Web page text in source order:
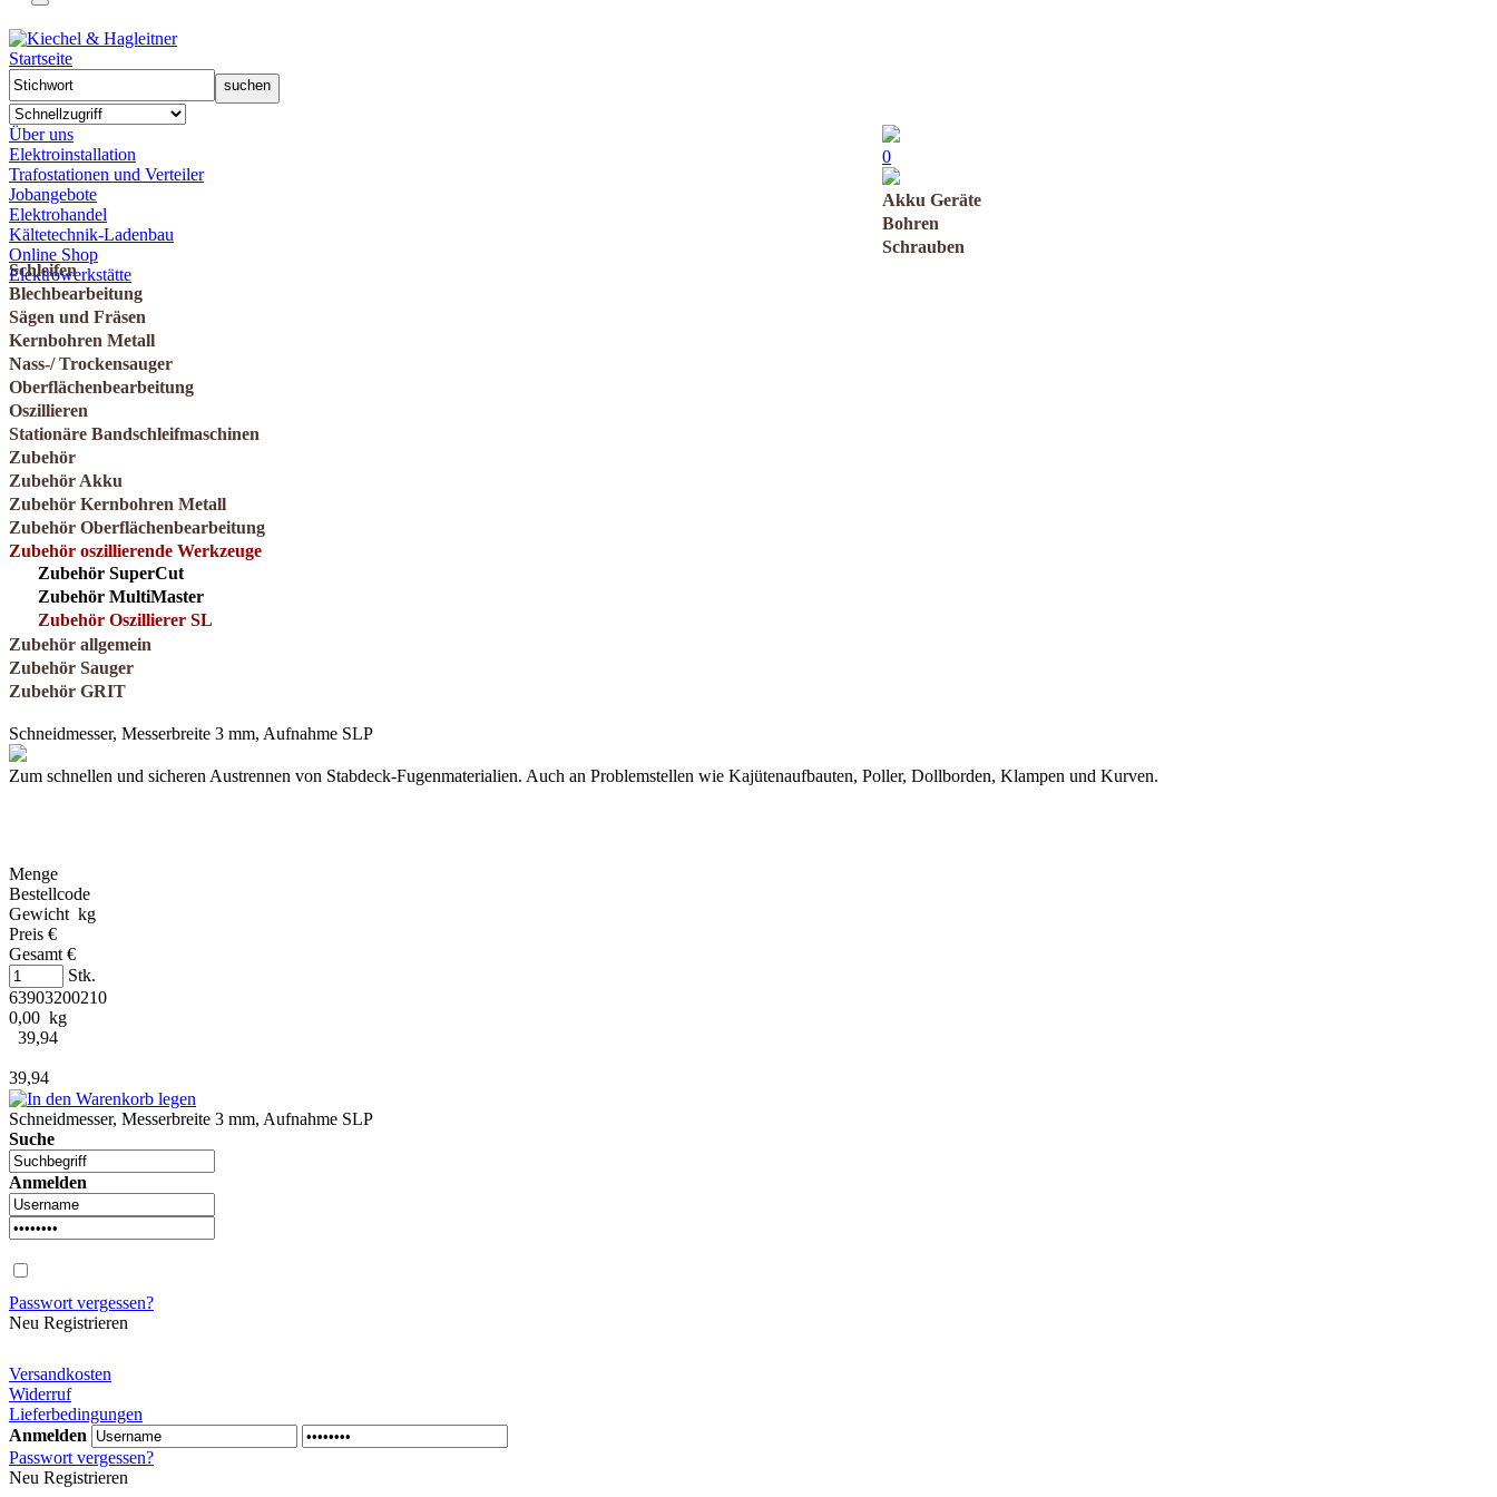
Startseite
Über uns
Elektroinstallation
Trafostationen und Verteiler
Jobangebote
Elektrohandel
Kältetechnik-Ladenbau
Online Shop
Elektrowerkstätte
0
Akku Geräte
Bohren
Schrauben
Schleifen
Blechbearbeitung
Sägen und Fräsen
Kernbohren Metall
Nass-/ Trockensauger
Oberflächenbearbeitung
Oszillieren
Stationäre Bandschleifmaschinen
Zubehör
Zubehör Akku
Zubehör Kernbohren Metall
Zubehör Oberflächenbearbeitung
Zubehör oszillierende Werkzeuge
Zubehör SuperCut
Zubehör MultiMaster
Zubehör Oszillierer SL
Zubehör allgemein
Zubehör Sauger
Zubehör GRIT
Schneidmesser, Messerbreite 3 mm, Aufnahme SLP
Zum schnellen und sicheren Austrennen von Stabdeck-Fugenmaterialien. Auch an Problemstellen wie Kajütenaufbauten, Poller, Dollborden, Klampen und Kurven.
Menge
Bestellcode
Gewicht kg
Preis €
Gesamt €
Stk.
63903200210
0,00 kg
39,94
39,94
Schneidmesser, Messerbreite 3 mm, Aufnahme SLP
Suche
Anmelden
Passwort vergessen?
Neu Registrieren
Versandkosten
Widerruf
Lieferbedingungen
Anmelden
Passwort vergessen?
Neu Registrieren